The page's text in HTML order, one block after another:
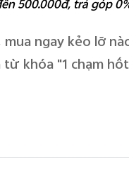
500.000đ, trả góp
ngay kẻo lỡ
từ khóa "1 chạm